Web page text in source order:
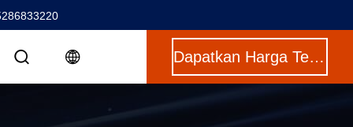
Dapatkan Harga Terbaik